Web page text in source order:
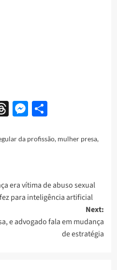
Threads
Messenger
Share
da profissão, mulher presa,
era vítima de abuso sexual
para inteligência artificial
Next:
e advogado fala em mudança
de estratégia